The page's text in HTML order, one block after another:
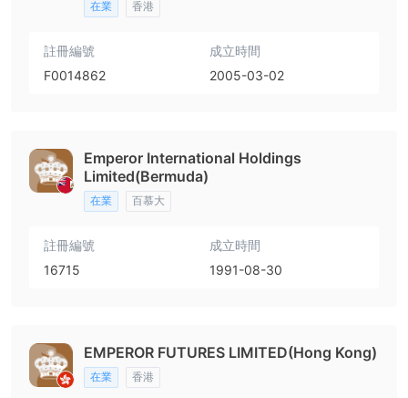
在業 香港
註冊編號
F0014862
成立時間
2005-03-02
Emperor International Holdings
Limited(Bermuda)
在業 百慕大
註冊編號
16715
成立時間
1991-08-30
EMPEROR FUTURES LIMITED(Hong Kong)
在業 香港